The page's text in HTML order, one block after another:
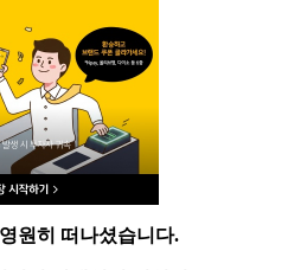
원히 떠나셨습니다.